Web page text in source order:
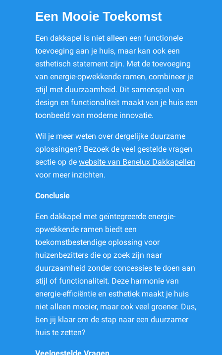
Een Mooie Toekomst
Een dakkapel is niet alleen een functionele
toevoeging aan je huis, maar kan ook een
esthetisch statement zijn. Met de toevoeging
van energie-opwekkende ramen, combineer je
stijl met duurzaamheid. Dit samenspel van
design en functionaliteit maakt van je huis een
toonbeeld van moderne innovatie.
Wil je meer weten over dergelijke duurzame
oplossingen? Bezoek de veel gestelde vragen
sectie op de website van Benelux Dakkapellen
voor meer inzichten.
Conclusie
Een dakkapel met geïntegreerde energie-
opwekkende ramen biedt een
toekomstbestendige oplossing voor
huizenbezitters die op zoek zijn naar
duurzaamheid zonder concessies te doen aan
stijl of functionaliteit. Deze harmonie van
energie-efficiëntie en esthetiek maakt je huis
niet alleen mooier, maar ook veel groener. Dus,
ben jij klaar om de stap naar een duurzamer
huis te zetten?